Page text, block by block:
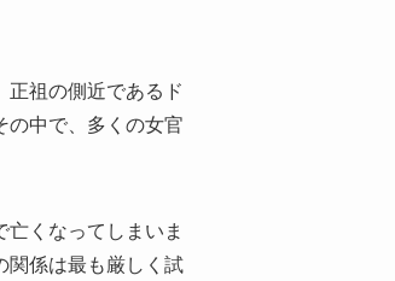
祖の側近であるド
中で、多くの女官
くなってしまいま
関係は最も厳しく試